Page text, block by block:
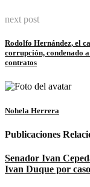
next post
Rodolfo Hernández, el
corrupción, condenado
contratos
Nohela Herrera
Publicaciones
Senador Ivan
Ivan Duque por